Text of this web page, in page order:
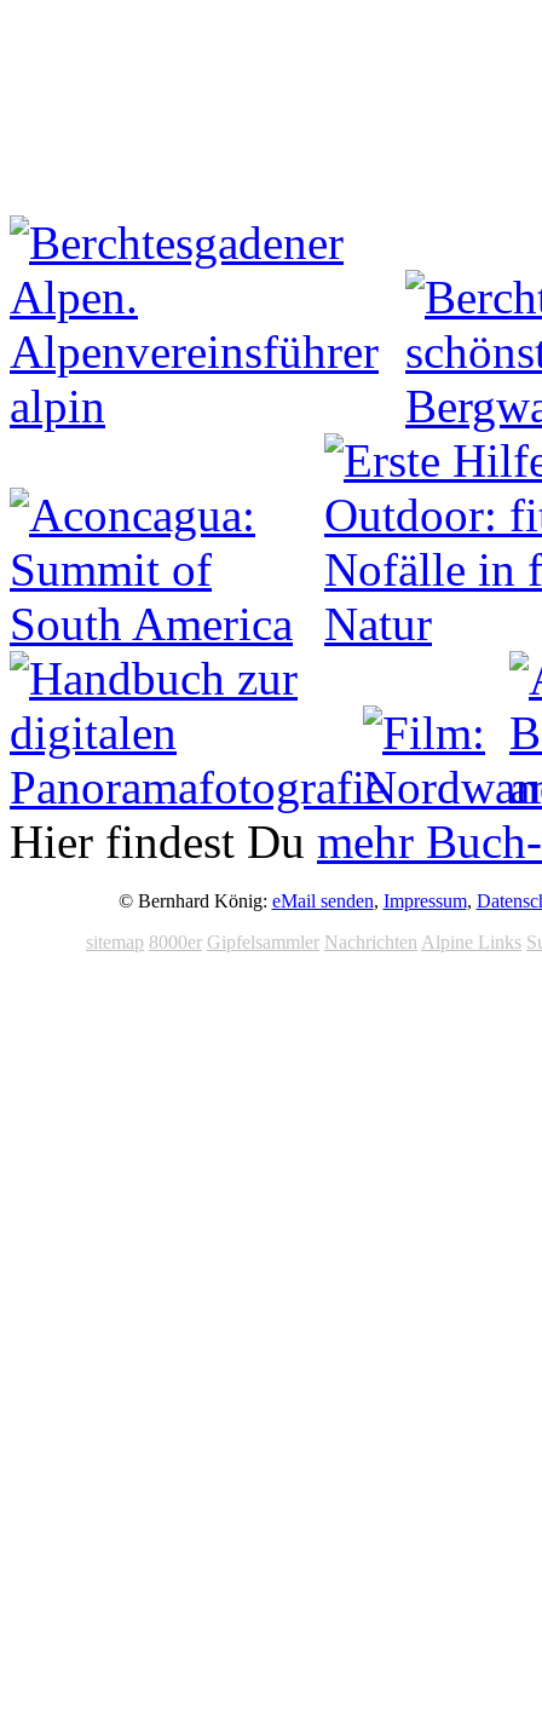
Hier findest Du mehr
© Bernhard König: eMail senden, Impressum,
sitemap 8000er Gipfelsammler Nachrichten Alpine Links